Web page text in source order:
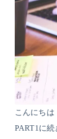
こんにち
PART1に